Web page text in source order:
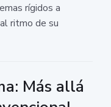
rígidos a
ritmo de su
Más allá